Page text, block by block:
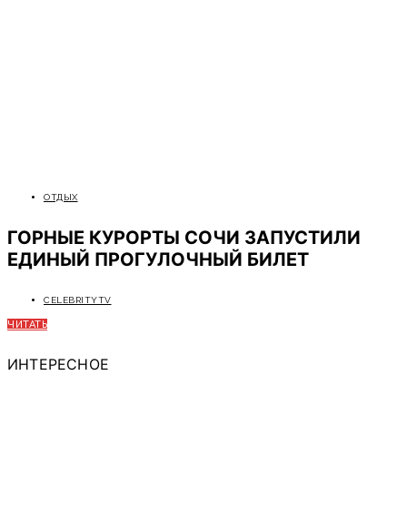
ОТДЫХ
ГОРНЫЕ КУРОРТЫ СОЧИ ЗАПУСТИЛИ
ЕДИНЫЙ ПРОГУЛОЧНЫЙ БИЛЕТ
CELEBRITYTV
ЧИТАТЬ
ИНТЕРЕСНОЕ